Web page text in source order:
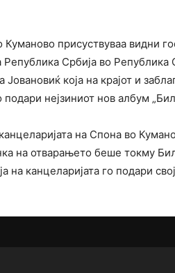
присуствуваа видни
Србија во Република
која на крајот и
нејзиниот нов албум
на Спона во
на отварањето беше токму
на канцеларијата го подари